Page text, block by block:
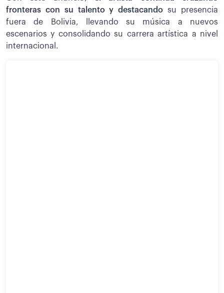
fronteras con su talento y destacandosu presencia
fuera de Bolivia, llevando su música a nuevos
escenarios y consolidando su carrera artística a nivel
internacional.